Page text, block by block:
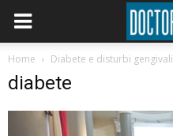
Home Diabete e disturbi
diabete